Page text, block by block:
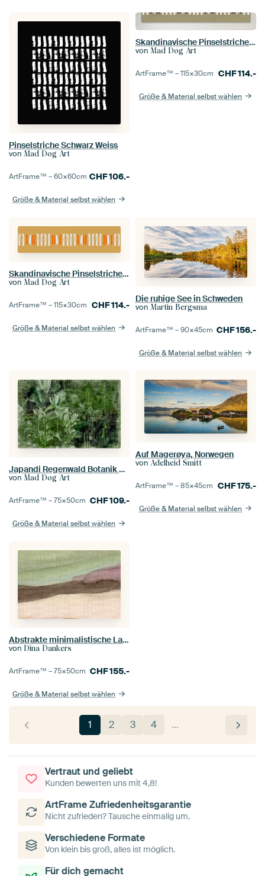
Pinselstriche Schwarz Weiss
von Mad Dog Art
ArtFrame™ –60×60cm CHF106.-
Größe & Material selbst wählen
Skandinavische Pinselstriche Panoramabild
von Mad Dog Art
ArtFrame™ –115×30cm CHF114.-
Größe & Material selbst wählen
Skandinavische Pinselstriche Panoramabild Ocker
von Mad Dog Art
ArtFrame™ –115×30cm CHF114.-
Größe & Material selbst wählen
Die ruhige See in Schweden
von Martin Bergsma
ArtFrame™ –90×45cm CHF156.-
Größe & Material selbst wählen
Japandi Regenwald Botanik Abstraktion
von Mad Dog Art
ArtFrame™ –75×50cm CHF109.-
Größe & Material selbst wählen
Auf Magerøya, Norwegen
von Adelheid Smitt
ArtFrame™ –85×45cm CHF175.-
Größe & Material selbst wählen
Abstrakte minimalistische Landschaftsmalerei
von Dina Dankers
ArtFrame™ –75×50cm CHF155.-
Größe & Material selbst wählen
1 2 3 4 …
Vertraut und geliebt
Kunden bewerten uns mit 4,8!
ArtFrame Zufriedenheitsgarantie
Nicht zufrieden? Tausche einmalig um.
Verschiedene Formate
Von klein bis groß, alles ist möglich.
Für dich gemacht